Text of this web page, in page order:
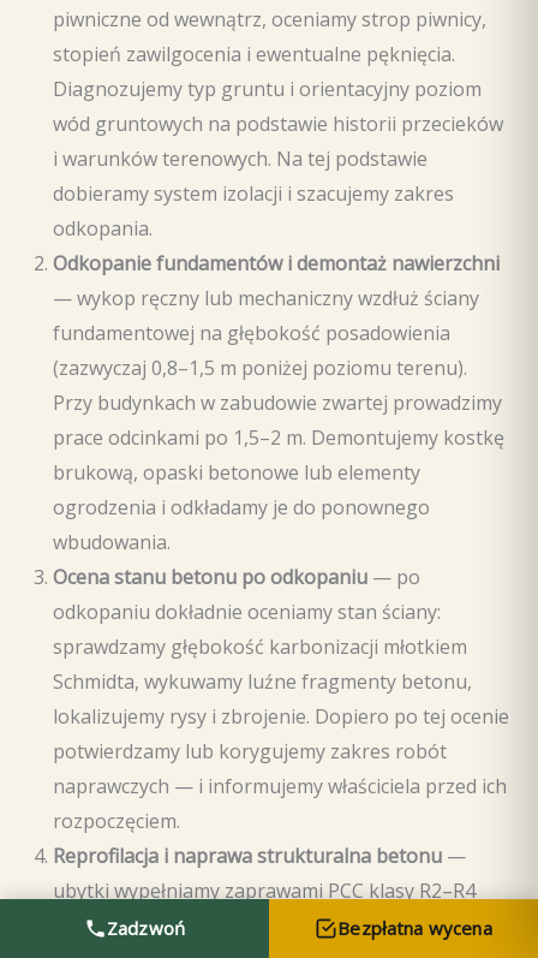
piwniczne od wewnątrz, oceniamy strop piwnicy,
stopień zawilgocenia i ewentualne pęknięcia.
Diagnozujemy typ gruntu i orientacyjny poziom
wód gruntowych na podstawie historii przecieków
i warunków terenowych. Na tej podstawie
dobieramy system izolacji i szacujemy zakres
odkopania.
Odkopanie fundamentów i demontaż nawierzchni
— wykop ręczny lub mechaniczny wzdłuż ściany
fundamentowej na głębokość posadowienia
(zazwyczaj 0,8–1,5 m poniżej poziomu terenu).
Przy budynkach w zabudowie zwartej prowadzimy
prace odcinkami po 1,5–2 m. Demontujemy kostkę
brukową, opaski betonowe lub elementy
ogrodzenia i odkładamy je do ponownego
wbudowania.
Ocena stanu betonu po odkopaniu — po
odkopaniu dokładnie oceniamy stan ściany:
sprawdzamy głębokość karbonizacji młotkiem
Schmidta, wykuwamy luźne fragmenty betonu,
lokalizujemy rysy i zbrojenie. Dopiero po tej ocenie
potwierdzamy lub korygujemy zakres robót
naprawczych — i informujemy właściciela przed ich
rozpoczęciem.
Reprofilacja i naprawa strukturalna betonu —
ubytki wypełniamy zaprawami PCC klasy R2–R4
(Mapei Planitop X lub Sika MonoTop 612).
Zadzwoń Bezpłatna wycena